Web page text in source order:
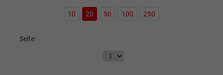
10 20 50 100 250
Seite: